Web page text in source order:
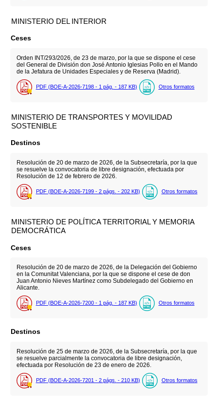
MINISTERIO DEL INTERIOR
Ceses
Orden INT/293/2026, de 23 de marzo, por la que se dispone el cese
del General de División don José Antonio Iglesias Pollo en el Mando
de la Jefatura de Unidades Especiales y de Reserva (Madrid).
PDF (BOE-A-2026-7198 - 1 pág. - 187 KB) Otros formatos
MINISTERIO DE TRANSPORTES Y MOVILIDAD
SOSTENIBLE
Destinos
Resolución de 20 de marzo de 2026, de la Subsecretaría, por la que
se resuelve la convocatoria de libre designación, efectuada por
Resolución de 12 de febrero de 2026.
PDF (BOE-A-2026-7199 - 2 págs. - 202 KB) Otros formatos
MINISTERIO DE POLÍTICA TERRITORIAL Y MEMORIA
DEMOCRÁTICA
Ceses
Resolución de 20 de marzo de 2026, de la Delegación del Gobierno
en la Comunitat Valenciana, por la que se dispone el cese de don
Juan Antonio Nieves Martínez como Subdelegado del Gobierno en
Alicante.
PDF (BOE-A-2026-7200 - 1 pág. - 187 KB) Otros formatos
Destinos
Resolución de 25 de marzo de 2026, de la Subsecretaría, por la que
se resuelve parcialmente la convocatoria de libre designación,
efectuada por Resolución de 23 de enero de 2026.
PDF (BOE-A-2026-7201 - 2 págs. - 210 KB) Otros formatos